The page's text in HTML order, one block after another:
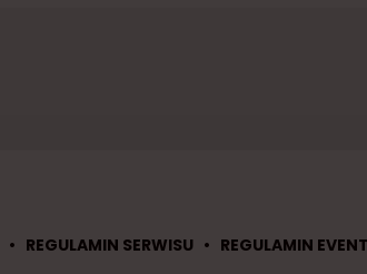
• REGULAMIN SERWISU • REGULAMIN